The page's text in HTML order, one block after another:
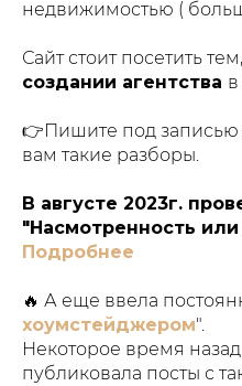
недвижимостью (
Сайт стоит посетить тем,
создании агентства
👉Пишите под записью
вам такие разборы.
В августе 2023г.
"Насмотренность
Подробнее
🔥 А еще ввела
хоумстейджером".
Некоторое время
публиковала посты с